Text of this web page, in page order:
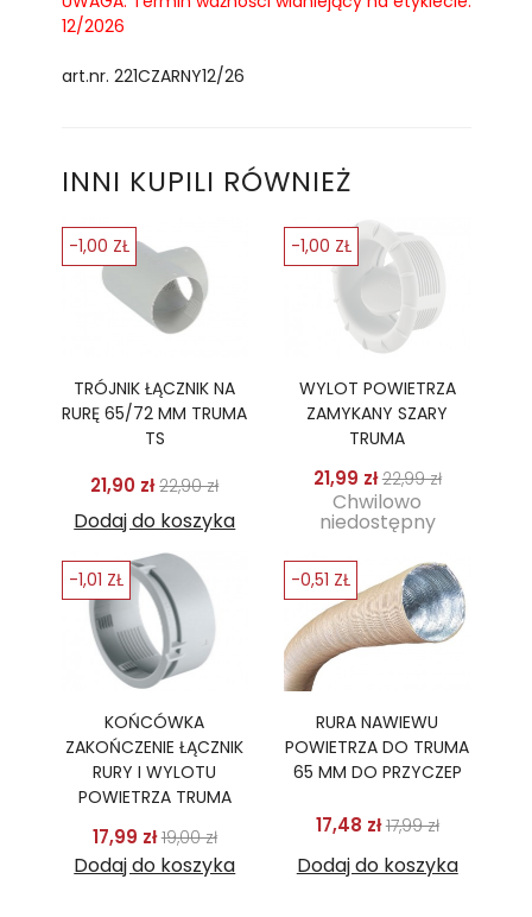
12/2026
art.nr. 221CZARNY12/26
INNI KUPILI RÓWNIEŻ
TRÓJNIK ŁĄCZNIK NA
RURĘ 65/72 MM TRUMA
TS
21,90 złCena podstawowa
22,90 złCena
Dodaj do koszyka
-1,00 ZŁ
WYLOT POWIETRZA
ZAMYKANY SZARY
TRUMA
21,99 złCena
22,99 złCena
Chwilowo
niedostępny
-1,00 ZŁ
KOŃCÓWKA
ZAKOŃCZENIE ŁĄCZNIK
RURY I WYLOTU
POWIETRZA TRUMA
17,99 złCena podstawowa
19,00 złCena
Dodaj do koszyka
-1,01 ZŁ
RURA NAWIEWU
POWIETRZA DO TRUMA
65 MM DO PRZYCZEP
17,48 złCena
17,99 złCena
Dodaj do koszyka
-0,51 ZŁ